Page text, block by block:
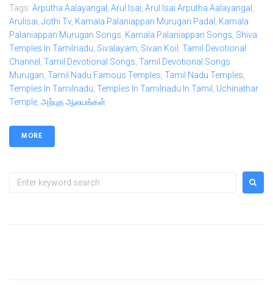
Tags: Arputha Aalayangal Arul Isai Arul Isai Arputha Aalayangal
Arulisai Jothi Tv, Kamala Palaniappan Murugan Padal
Kamala
Palaniappan Murugan Songs Kamala Palaniappan Songs Shiva
Temples In Tamilnadu Sivalayam Sivan Koil
Tamil Devotional
Channel Tamil Devotional Songs Tamil Devotional Songs
Murugan Tamil Nadu Famous Temples Tamil Nadu Temples
Temples In Tamilnadu Temples In Tamilnadu In Tamil
Uchinathar
Temple அற்புத ஆலயங்கள்
MORE